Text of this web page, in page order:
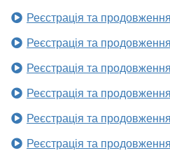
Реєстрація та
Реєстрація та
Реєстрація та
Реєстрація та
Реєстрація та
Реєстрація та